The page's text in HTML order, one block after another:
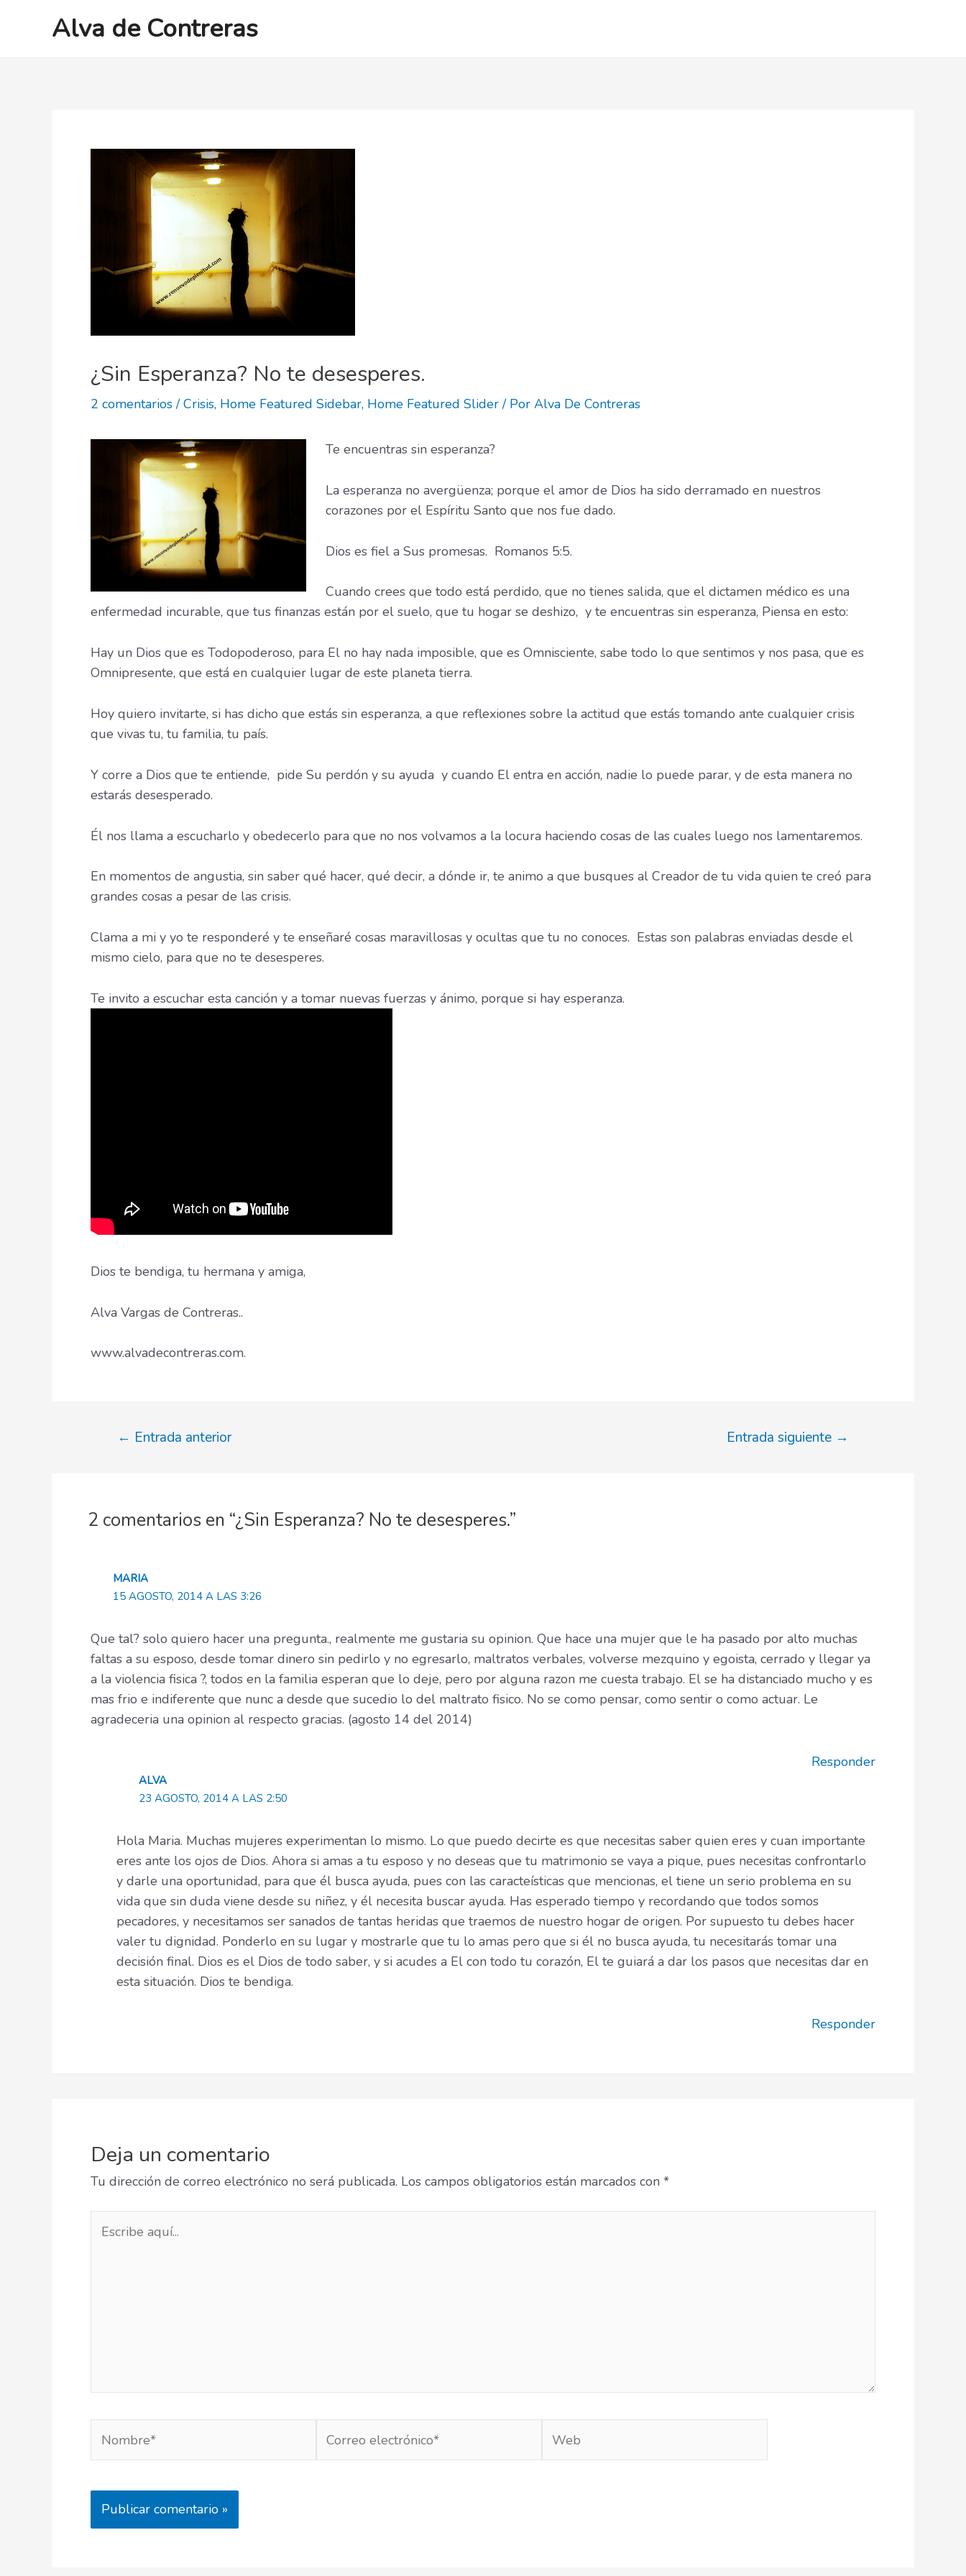
Alva de Contreras
¿Sin Esperanza? No te desesperes.
2 comentarios /Crisis, Home Featured Sidebar, Home Featured Slider/ Por Alva De Contreras
Te encuentras sin esperanza?
La esperanza no avergüenza; porque el amor de Dios ha sido derramado en nuestros
corazones por el Espíritu Santo que nos fue dado.
Dios es fiel a Sus promesas. Romanos 5:5.
Cuando crees que todo está perdido, que no tienes salida, que el dictamen médico es una
enfermedad incurable, que tus finanzas están por el suelo, que tu hogar se deshizo, y te encuentras sin esperanza, Piensa en esto:
Hay un Dios que es Todopoderoso, para El no hay nada imposible, que es Omnisciente, sabe todo lo que sentimos y nos pasa, que es
Omnipresente, que está en cualquier lugar de este planeta tierra.
Hoy quiero invitarte, si has dicho que estás sin esperanza, a que reflexiones sobre la actitud que estás tomando ante cualquier crisis
que vivas tu, tu familia, tu país.
Y corre a Dios que te entiende, pide Su perdón y su ayuda y cuando El entra en acción, nadie lo puede parar, y de esta manera no
estarás desesperado.
Él nos llama a escucharlo y obedecerlo para que no nos volvamos a la locura haciendo cosas de las cuales luego nos lamentaremos.
En momentos de angustia, sin saber qué hacer, qué decir, a dónde ir, te animo a que busques al Creador de tu vida quien te creó para
grandes cosas a pesar de las crisis.
Clama a mi y yo te responderé y te enseñaré cosas maravillosas y ocultas que tu no conoces. Estas son palabras enviadas desde el
mismo cielo, para que no te desesperes.
Te invito a escuchar esta canción y a tomar nuevas fuerzas y ánimo, porque si hay esperanza.
Dios te bendiga, tu hermana y amiga,
Alva Vargas de Contreras..
www.alvadecontreras.com.
Navegación
← Entrada anterior Entrada siguiente →
2 comentarios en “¿Sin Esperanza? No te desesperes.”
MARIA
15 AGOSTO, 2014 A LAS 3:26
Que tal? solo quiero hacer una pregunta., realmente me gustaria su opinion. Que hace una mujer que le ha pasado por alto muchas
faltas a su esposo, desde tomar dinero sin pedirlo y no egresarlo, maltratos verbales, volverse mezquino y egoista, cerrado y llegar ya
a la violencia fisica ?, todos en la familia esperan que lo deje, pero por alguna razon me cuesta trabajo. El se ha distanciado mucho y es
mas frio e indiferente que nunc a desde que sucedio lo del maltrato fisico. No se como pensar, como sentir o como actuar. Le
agradeceria una opinion al respecto gracias. (agosto 14 del 2014)
Responder
ALVA
23 AGOSTO, 2014 A LAS 2:50
Hola Maria. Muchas mujeres experimentan lo mismo. Lo que puedo decirte es que necesitas saber quien eres y cuan importante
eres ante los ojos de Dios. Ahora si amas a tu esposo y no deseas que tu matrimonio se vaya a pique, pues necesitas confrontarlo
y darle una oportunidad, para que él busca ayuda, pues con las caracteísticas que mencionas, el tiene un serio problema en su
vida que sin duda viene desde su niñez, y él necesita buscar ayuda. Has esperado tiempo y recordando que todos somos
pecadores, y necesitamos ser sanados de tantas heridas que traemos de nuestro hogar de origen. Por supuesto tu debes hacer
valer tu dignidad. Ponderlo en su lugar y mostrarle que tu lo amas pero que si él no busca ayuda, tu necesitarás tomar una
decisión final. Dios es el Dios de todo saber, y si acudes a El con todo tu corazón, El te guiará a dar los pasos que necesitas dar en
esta situación. Dios te bendiga.
Responder
Deja un comentario
Tu dirección de correo electrónico no será publicada. Los campos obligatorios están marcados con *
aquí...
electrónico*